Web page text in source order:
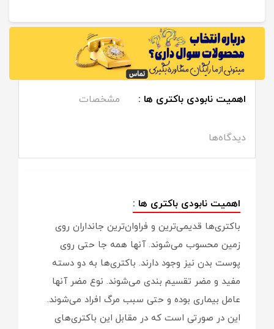
اهمیت نابودی باکتری ها : مشخصات
دیدگاه‌ها
اهمیت نابودی باکتری ها :
باکتری‌ها قدیمی‌ترین و فراوان‌ترین جانداران روی
زمین محسوب می‌شوند. آنها همه جا حتی روی
پوست بدن نیز وجود دارند. باکتری‌ها به دو دسته
مفید و مضر تقسیم بندی می‌شوند. نوع مضر آنها
عامل بیماری بوده و حتی سبب مرگ افراد می‌شوند.
این در صورتی است که در مقابل این باکتری‌های